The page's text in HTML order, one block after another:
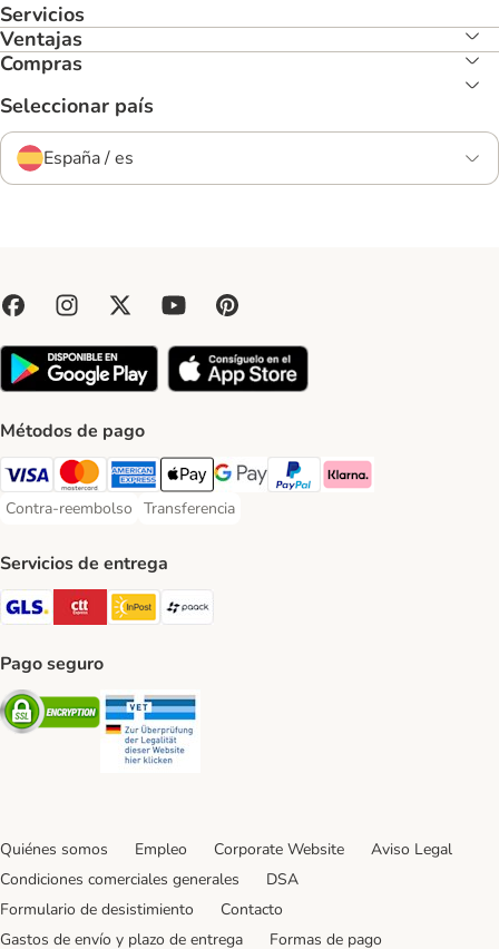
Servicios
Ventajas
Compras
Seleccionar país
España / es
Métodos de pago
Visa Payment Method
Mastercard Payment Method
American Express Payment Method
Apple Pay Payment Method
Google Pay Payment Method
PayPal Payment Method
Klarna Payment Method
Contra-reembolso
Contra-reembolso Payment Method
Transferencia
Transferencia Payment Method
Servicios de entrega
GLS Shipping Method
CTTExpress Shipping Method
InPost Shipping Method
paack Shipping Method
Pago seguro
Security
Quiénes somos Empleo Corporate Website
Aviso Legal
Condiciones comerciales generales
DSA
Formulario de desistimiento
Contacto
Gastos de envío y plazo de entrega
Formas de pago